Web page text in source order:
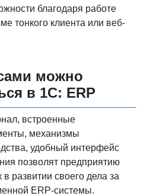
благодаря работе
тонкого клиента или веб-
можно
в 1С: ERP
встроенные
механизмы
удобный интерфейс
позволят предприятию
развитии своего дела за
ERP-системы.